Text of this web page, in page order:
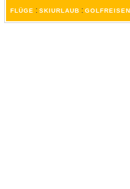
FLÜGE : SKIURLAUB : GOLFREISEN